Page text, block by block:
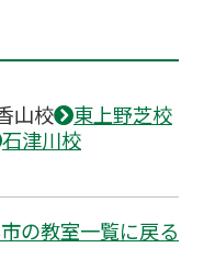
山校
東上野芝校
石津川校
の教室一覧に戻る